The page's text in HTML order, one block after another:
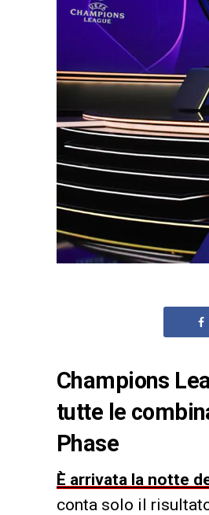
Champions
tutte le
Phase
È arrivata la notte
conta solo il